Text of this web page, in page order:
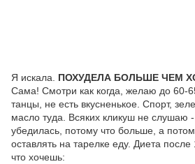
Я искала. ПОХУДЕЛА БОЛЬШЕ ЧЕМ
Сама! Смотри как когда, желаю до 60-
танцы, не есть вкусненькое. Спорт,
масло туда. Всяких кликуш не слушаю
убедилась, потому что больше, а
оставлять на тарелке еду. Диета
что хочешь: